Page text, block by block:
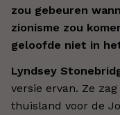
zou gebeuren
zionisme zou
geloofde niet in
Lyndsey
versie ervan. Ze
thuisland voor de